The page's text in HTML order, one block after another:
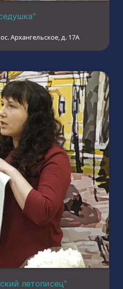
Архангельское, д. 17А
летописец"